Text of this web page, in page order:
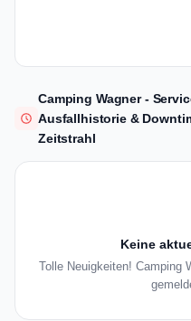
Camping Wagner -
Ausfallhistorie &
Zeitstrahl
Keine
Tolle Neuigkeiten! Camping